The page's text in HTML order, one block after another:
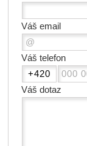
Váš email
Váš telefon
Váš dotaz